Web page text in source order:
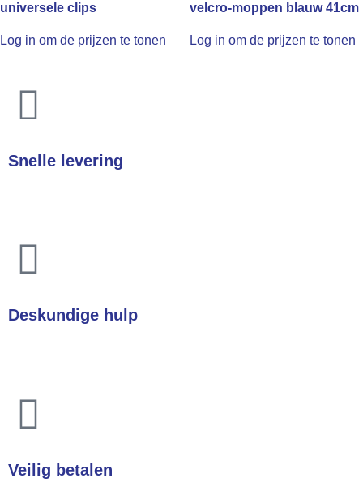
universele clips
Log in om de prijzen te tonen
velcro-moppen blauw 41cm
Log in om de prijzen te tonen
Snelle levering
Deskundige hulp
Veilig betalen